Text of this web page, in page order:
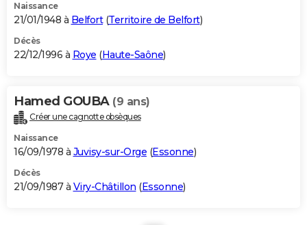
Naissance
21/01/1948 à Belfort(Territoire de Belfort)
Décès
22/12/1996 à Roye (Haute-Saône)
Hamed GOUBA (9 ans)
Créer une cagnotte obsèques
Naissance
16/09/1978 à Juvisy-sur-Orge (Essonne)
Décès
21/09/1987 à Viry-Châtillon (Essonne)